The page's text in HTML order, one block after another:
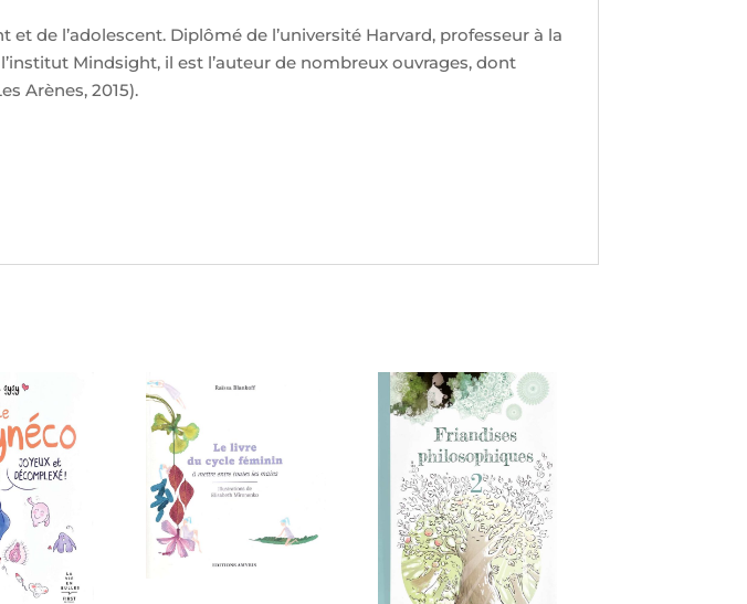
de l’adolescent. Diplômé de l’université Harvard, professeur à la
Mindsight, il est l’auteur de nombreux ouvrages, dont
Arènes, 2015).